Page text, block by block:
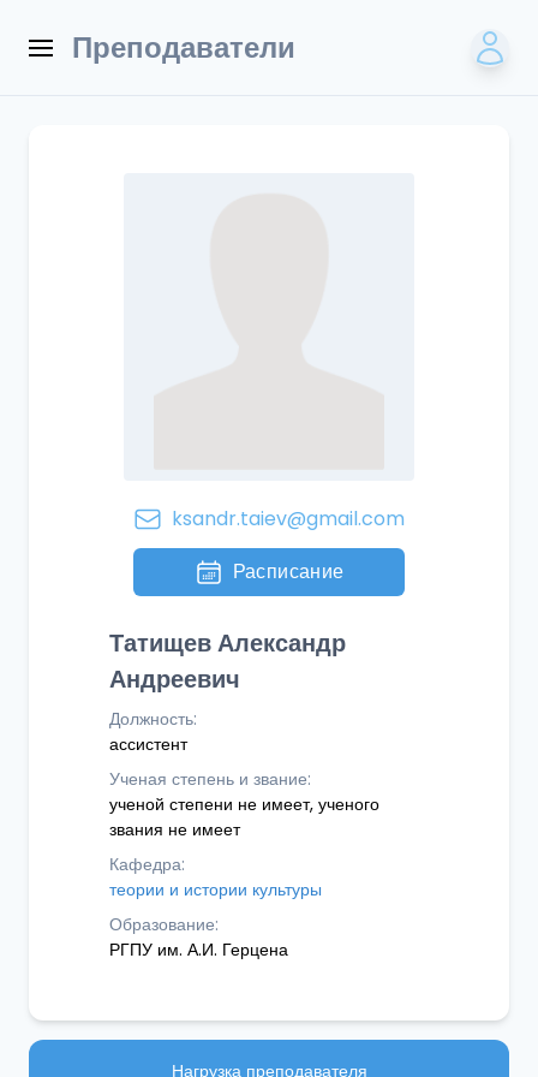
Преподаватели
ksandr.taiev@gmail.com
Расписание
Татищев Александр
Андреевич
Должность:
ассистент
Ученая степень и звание:
ученой степени не имеет, ученого
звания не имеет
Кафедра:
теории и истории культуры
Образование:
РГПУ им. А.И. Герцена
Нагрузка преподавателя